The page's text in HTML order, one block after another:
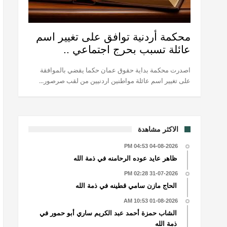
محكمة أردنية توافق على تغيير اسم
عائلة تسبب بحرج اجتماعي ..
اصدرت محكمة بداية حقوق عمان حكما يقضي بالموافقة
على تغيير اسم عائلة مواطنين اردنيين من لقب صرصور...
الاكثر مشاهدة
04-08-2026 04:53 PM
ظاهر عايد عوده الرحامنه في ذمة الله
31-07-2026 02:28 PM
الحاج مازن سامي قطينه في ذمة الله
01-08-2026 10:53 AM
الشاب حمزة أحمد عبد الكريم ساري أبو حمور في
ذمة الله